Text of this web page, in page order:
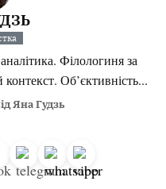
Філологиня за
Об’єктивність...
Яна Гудзь